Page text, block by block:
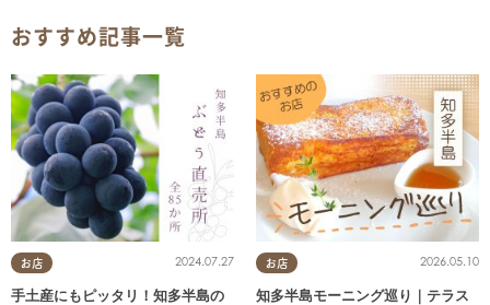
おすすめ記事一覧
お店 2024.07.27
手土産にもピッタリ！知多半島の
お店 2026.05.10
知多半島モーニング巡り｜テラス